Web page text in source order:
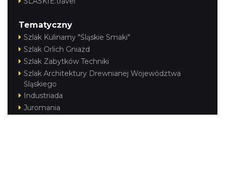
Tematyczny
Szlak Kulinarny "Śląskie Smaki"
Szlak Orlich Gniazd
Szlak Zabytków Techniki
Szlak Architektury Drewnianej Województwa
Śląskiego
Industriada
Juromania